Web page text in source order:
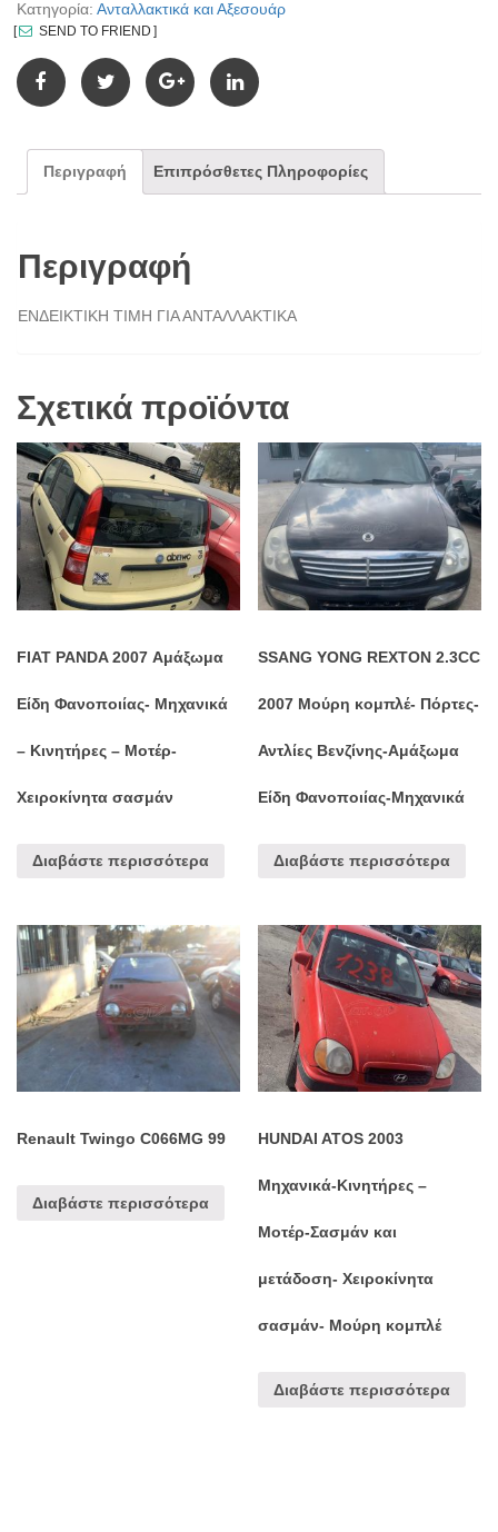
Κατηγορία: Ανταλλακτικά και Αξεσουάρ
SEND TO FRIEND
Περιγραφή Επιπρόσθετες Πληροφορίες
Περιγραφή
ΕΝΔΕΙΚΤΙΚΗ ΤΙΜΗ ΓΙΑ ΑΝΤΑΛΛΑΚΤΙΚΑ
Σχετικά προϊόντα
FIAT PANDA 2007 Αμάξωμα
Είδη Φανοποιίας- Μηχανικά
– Κινητήρες – Μοτέρ-
Χειροκίνητα σασμάν
Διαβάστε περισσότερα
SSANG YONG REXTON 2.3CC
2007 Μούρη κομπλέ- Πόρτες-
Αντλίες Βενζίνης-Αμάξωμα
Είδη Φανοποιίας-Μηχανικά
Διαβάστε περισσότερα
Renault Twingo C066MG 99
Διαβάστε περισσότερα
HUNDAI ATOS 2003
Μηχανικά-Κινητήρες –
Μοτέρ-Σασμάν και
μετάδοση- Χειροκίνητα
σασμάν- Μούρη κομπλέ
Διαβάστε περισσότερα